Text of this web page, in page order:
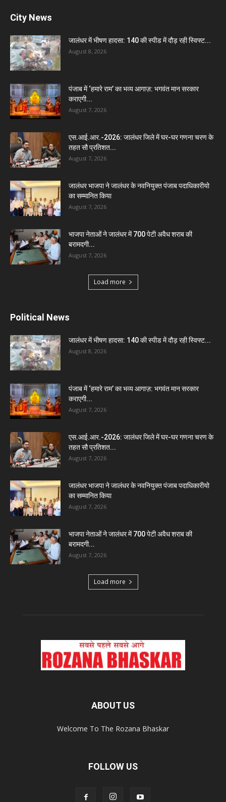
City News
जालंधर में भीषण हादसा: 140 की स्पीड में दौड़ रही स्विफ्ट...
August 8, 2026
पंजाब में ‘हमारे राम’ का भव्य आगाज़: भगवंत मान सरकार
कराएगी...
August 7, 2026
एस.आई.आर.-2026: जालंधर जिले में घर-घर गणना चरण के
तहत सौ प्रतिशत...
August 7, 2026
जालंधर भाजपा ने जालंधर के नवनियुक्त पंजाब पदाधिकारीयो
का सम्मानित किया
August 7, 2026
भाजपा नेताओं ने जालंधर में 700 पेटी अवैध शराब की
बरामदगी...
August 7, 2026
Load more
Political News
जालंधर में भीषण हादसा: 140 की स्पीड में दौड़ रही स्विफ्ट...
August 8, 2026
पंजाब में ‘हमारे राम’ का भव्य आगाज़: भगवंत मान सरकार
कराएगी...
August 7, 2026
एस.आई.आर.-2026: जालंधर जिले में घर-घर गणना चरण के
तहत सौ प्रतिशत...
August 7, 2026
जालंधर भाजपा ने जालंधर के नवनियुक्त पंजाब पदाधिकारीयो
का सम्मानित किया
August 7, 2026
भाजपा नेताओं ने जालंधर में 700 पेटी अवैध शराब की
बरामदगी...
August 7, 2026
Load more
ABOUT US
Welcome To The Rozana Bhaskar
FOLLOW US